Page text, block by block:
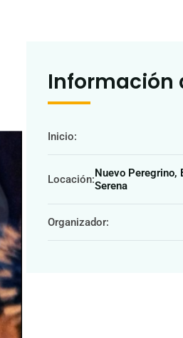
Información
Inicio:
Locación:Nuevo Peregrino,
Serena
Organizador: